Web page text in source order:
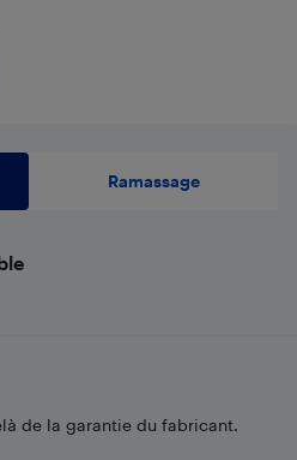
Ramassage
de la garantie du fabricant.